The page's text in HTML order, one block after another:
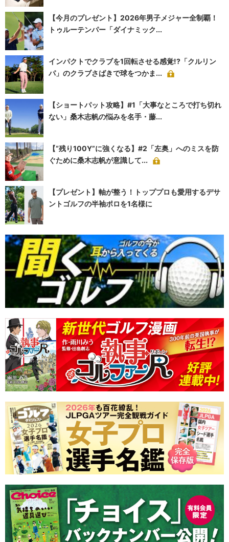
【今月のプレゼント】2026年男子メジャー全制覇！
トゥルーテンパー「ダイナミック...
インパクトでクラブを1回転させる感覚!?「クルリン
パ」のクラブさばきで球をつかま...
【ショートパット攻略】#1「大事なところで打ち切れ
ない」桑木志帆の悩みを名手・藤...
【“残り100Y”に強くなる】#2「左奥」へのミスを防
ぐために桑木志帆が意識して...
【プレゼント】軸が整う！トッププロも愛用するデサ
ントゴルフの半袖ポロを1名様に